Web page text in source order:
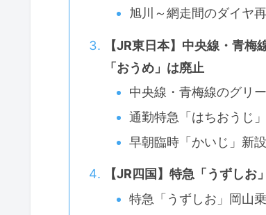
旭川～網走間のダイヤ
【JR東日本】中央線・青梅
「おうめ」は廃止
中央線・青梅線のグリ
通勤特急「はちおうじ
早朝臨時「かいじ」新
【JR四国】特急「うずし
特急「うずしお」岡山